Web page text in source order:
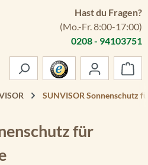
Hast du Fragen?
(Mo.-Fr. 8:00-17:00)
0208 - 94103751
SUNVISOR Sonnenschutz
für